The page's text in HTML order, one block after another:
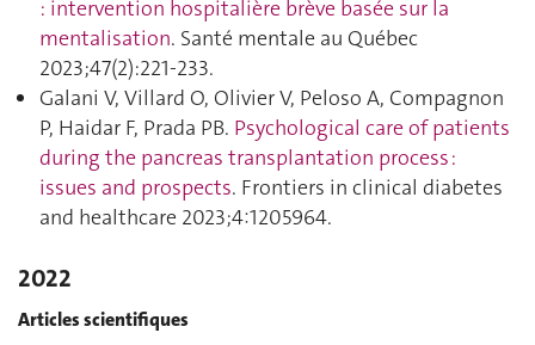
: intervention hospitalière brève basée sur la
mentalisation. Santé mentale au Québec
2023;47(2):221‑233.
Galani V, Villard O, Olivier V, Peloso A, Compagnon
P, Haidar F, Prada PB. Psychological care of patients
during the pancreas transplantation process :
issues and prospects. Frontiers in clinical diabetes
and healthcare 2023;4:1205964.
2022
Articles scientifiques